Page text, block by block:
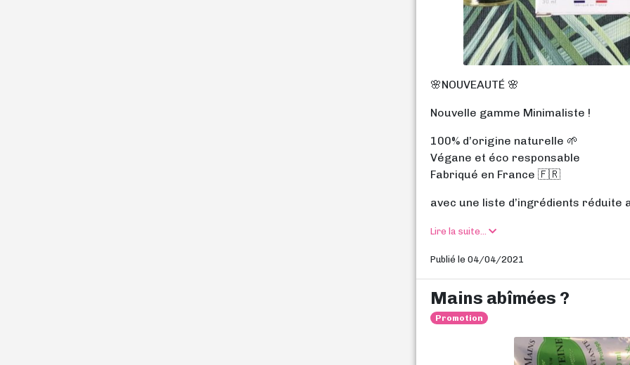
🌸NOUVEAUTÉ 🌸
Nouvelle gamme Minimaliste !
100% d’origine naturelle 🌱
Végane et éco responsable
Fabriqué en France 🇫🇷
avec une liste d’ingrédients réduite
Lire la suite...
Publié le 04/04/2021
Mains abîmées ?
Promotion